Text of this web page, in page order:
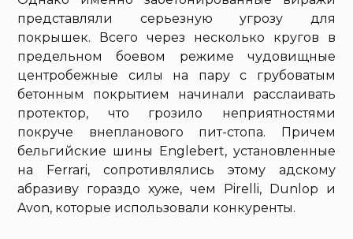
представляли серьезную угрозу для
покрышек. Всего через несколько кругов в
предельном боевом режиме чудовищные
центробежные силы на пару с грубоватым
бетонным покрытием начинали расслаивать
протектор, что грозило неприятностями
покруче внепланового пит-стопа. Причем
бельгийские шины Englebert, установленные
на Ferrari, сопротивлялись этому адскому
абразиву гораздо хуже, чем Pirelli, Dunlop и
Avon, которые использовали конкуренты.